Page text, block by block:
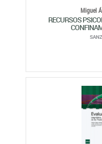
Miguel
RECURSOS